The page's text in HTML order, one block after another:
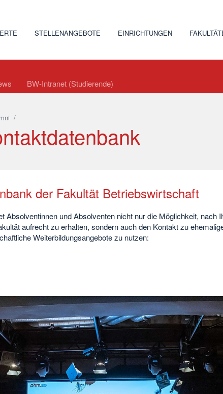
STELLENANGEBOTE EINRICHTUNGEN
BW-Intranet (Studierende)
/
der Fakultät Betriebswirtschaft
Absolventinnen und Absolventen nicht nur die Möglichkeit, nach
aufrecht zu erhalten, sondern auch den Kontakt zu
Weiterbildungsangebote zu nutzen: